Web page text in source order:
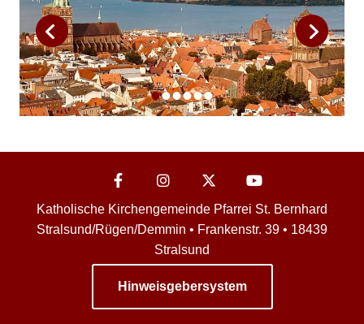
Katholische Kirchengemeinde Pfarrei St. Bernhard
Stralsund/Rügen/Demmin • Frankenstr. 39 • 18439
Stralsund
Hinweisgebersystem